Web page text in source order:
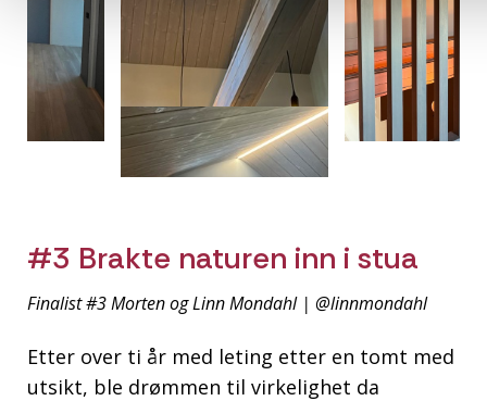
#3 Brakte naturen inn i stua
Finalist #3 Morten og Linn Mondahl | @linnmondahl
Etter over ti år med leting etter en tomt med
utsikt, ble drømmen til virkelighet da